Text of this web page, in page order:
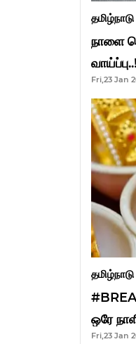
தமிழ்நாடு
நாளை
வாய்ப்பு..!
Fri,23 Jan
தமிழ்நாடு
ஒரே
Fri,23 Jan